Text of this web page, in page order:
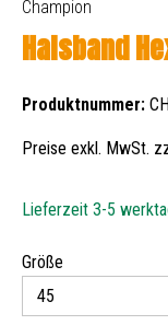
Champion
Halsband
Produktnummer:
Preise exkl. MwSt.
Lieferzeit 3-5
Größe